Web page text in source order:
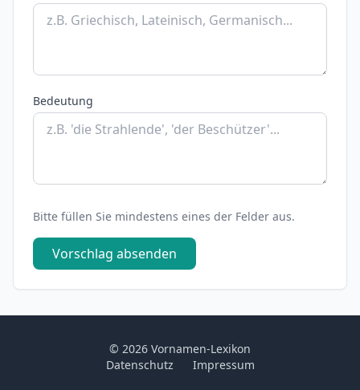
Bedeutung
Bitte füllen Sie mindestens eines der Felder aus.
Vorschlag absenden
© 2026 Vornamen-Lexikon
Datenschutz
Impressum